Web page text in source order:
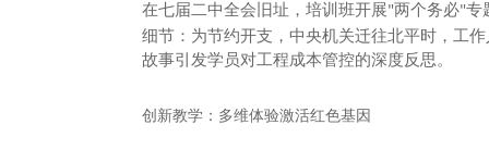
在七届二中全会旧址，培训班开展"两个务必"专
细节：为节约开支，中央机关迁往北平时，工
故事引发学员对工程成本管控的深度反思。
创新教学：多维体验激活红色基因